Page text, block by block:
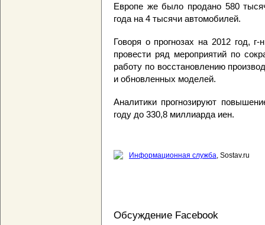
Европе же было продано 580
года на 4 тысячи автомобилей.
Говоря о прогнозах на 2012 год,
провести ряд мероприятий по
работу по восстановлению
и обновленных моделей.
Аналитики прогнозируют
году до 330,8 миллиарда иен.
Информационная служба, Sostav.ru
Обсуждение Facebook